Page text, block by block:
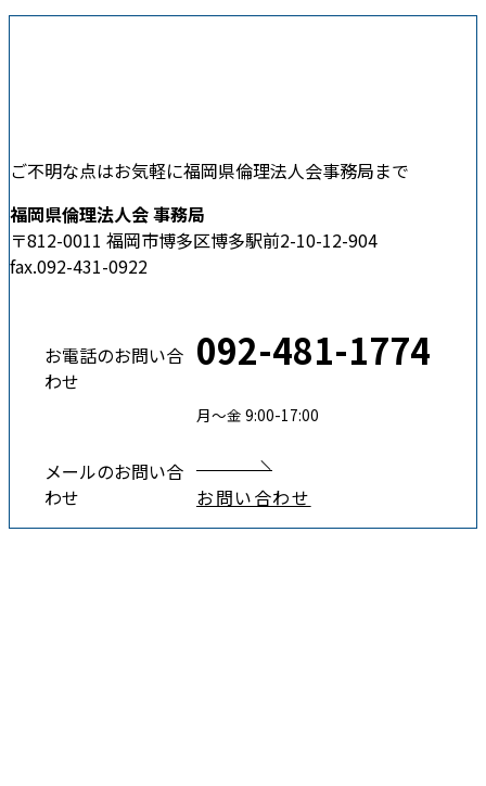
ご不明な点はお気軽に福岡県倫理法人会事務局まで
福岡県倫理法人会 事務局
〒812-0011 福岡市博多区博多駅前2-10-12-904
fax.092-431-0922
お電話のお問い合
わせ
092-481-1774
月〜金 9:00-17:00
メールのお問い合
わせ
お問い合わせ